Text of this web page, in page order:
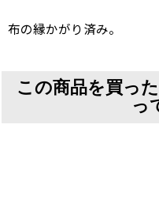
布の縁かがり済み。
この商品を買っ
っ